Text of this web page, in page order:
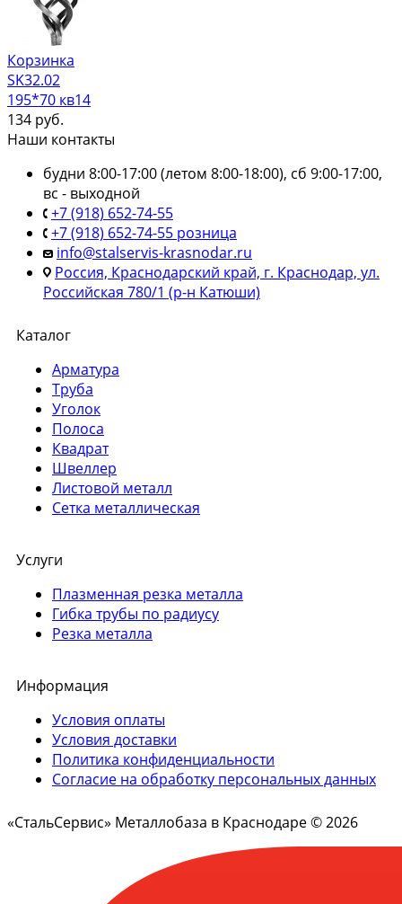
Корзинка
SK32.02
195*70 кв14
134 руб.
Наши контакты
будни 8:00-17:00 (летом 8:00-18:00), сб 9:00-17:00,
вс - выходной
+7 (918) 652-74-55
+7 (918) 652-74-55 розница
info@stalservis-krasnodar.ru
Россия, Краснодарский край, г. Краснодар, ул.
Российская 780/1 (р-н Катюши)
Каталог
Арматура
Труба
Уголок
Полоса
Квадрат
Швеллер
Листовой металл
Сетка металлическая
Услуги
Плазменная резка металла
Гибка трубы по радиусу
Резка металла
Информация
Условия оплаты
Условия доставки
Политика конфиденциальности
Согласие на обработку персональных данных
«СтальСервис» Металлобаза в Краснодаре © 2026